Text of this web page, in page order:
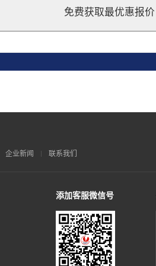
免费获取最优惠报价
企业新闻 联系我们
添加客服微信号